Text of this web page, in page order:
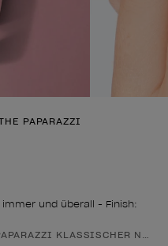
PAPARAZZI
und überall - Finish:
KLASSISCHER